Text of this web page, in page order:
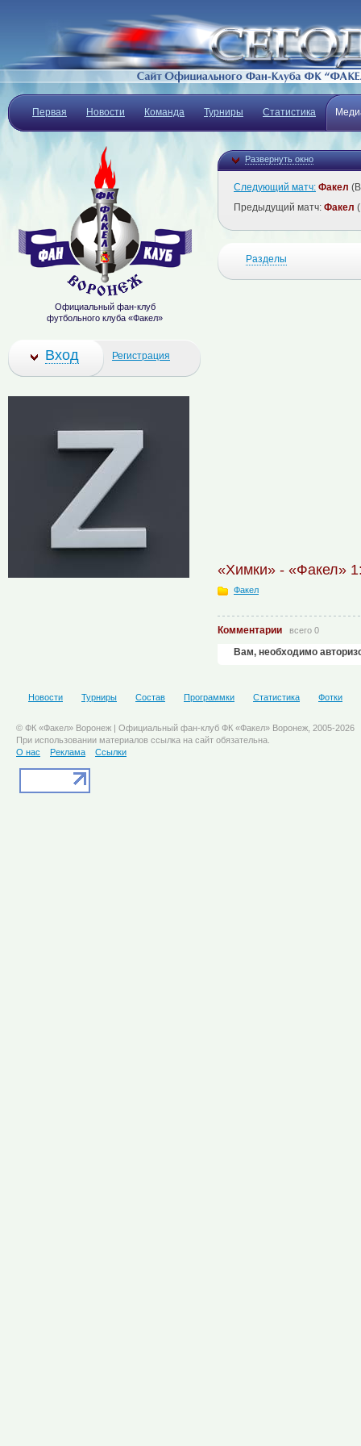
Первая Новости Команда Турниры Статистика
Развернуть окно
Следующий матч: Факел
Предыдущий матч: Факел
Разделы
«Химки» - «Факел»
Факел
Комментарии всего 0
Вам, необходимо
Официальный фан-клуб
футбольного клуба «Факел»
Вход Регистрация
Новости Турниры Состав Программки Статистика Фотки
© ФК «Факел» Воронеж | Официальный фан-клуб ФК «Факел» Воронеж, 2005-2026
При использовании материалов ссылка на сайт обязательна.
О нас
Реклама Ссылки